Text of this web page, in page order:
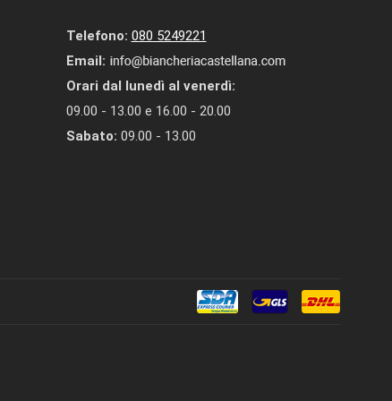
Telefono: 080 5249221
Email:
Orari dal lunedì al venerdì:
09.00 - 13.00 e 16.00 - 20.00
Sabato: 09.00 - 13.00